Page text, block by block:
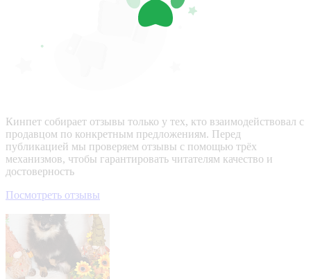
Кинпет собирает отзывы только у тех, кто взаимодействовал с
продавцом по конкретным предложениям. Перед
публикацией мы проверяем отзывы с помощью трёх
механизмов, чтобы гарантировать читателям качество и
достоверность
Посмотреть отзывы